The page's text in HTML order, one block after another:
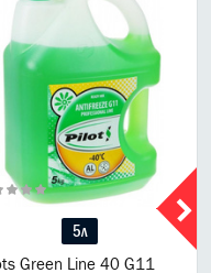
5л
Green Line 40 G11